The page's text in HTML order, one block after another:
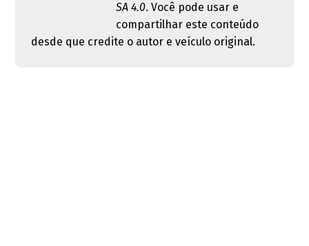
SA 4.0. Você pode usar e
compartilhar este conteúdo
desde que credite o autor e veículo original.